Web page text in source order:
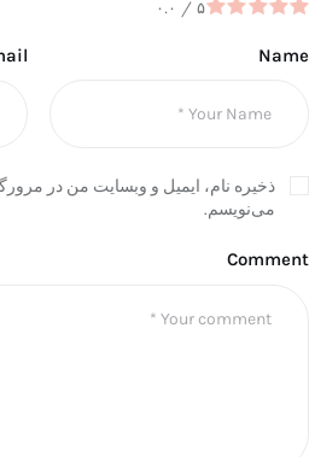
۰.۰ / ۵
Name
ذخیره نام، ایمیل و وبسایت من در
می‌نویسم.
Comment